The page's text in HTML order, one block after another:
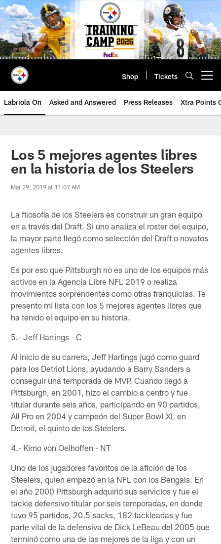
Skip
to
main
content
Shop Tickets
Labriola On Asked and Answered Press Releases Xtra Points
Los 5 mejores agentes libres
en la historia de los Steelers
Mar 29, 2019 at 11:07 AM
La filosofía de los Steelers es construir un gran equipo
en a través del Draft. Si uno analiza el roster del equipo,
la mayor parte llegó como selección del Draft o novatos
agentes libres.
Es por eso que Pittsburgh no es uno de los equipos más
activos en la Agencia Libre NFL 2019 o realiza
movimientos sorprendentes como otras franquicias. Te
presento mi lista con los 5 mejores agentes libres que
ha tenido el equipo en su historia.
5.- Jeff Hartings - C
Al inicio de su carrera, Jeff Hartings jugó como guard
para los Detriot Lions, ayudando a Barry Sanders a
conseguir una temporada de MVP. Cuando llegó a
Pittsburgh, en 2001, hizo el cambio a centro y fue
titular durante seis años, participando en 90 partidos,
All Pro en 2004 y campeón del Super Bowl XL en
Detroit, el quinto de los Steelers.
4.- Kimo von Oelhoffen - NT
Uno de los jugadores favoritos de la afición de los
Steelers, quien empezó en la NFL con los Bengals. En
el año 2000 Pittsburgh adquirió sus servicios y fue el
tackle defensivo titular por seis temporadas, en donde
tuvo 95 partidos, 20.5 sacks, 182 tackleadas y fue
parte vital de la defensiva de Dick LeBeau del 2005 que
terminó como una de las mejores de la liga y con un